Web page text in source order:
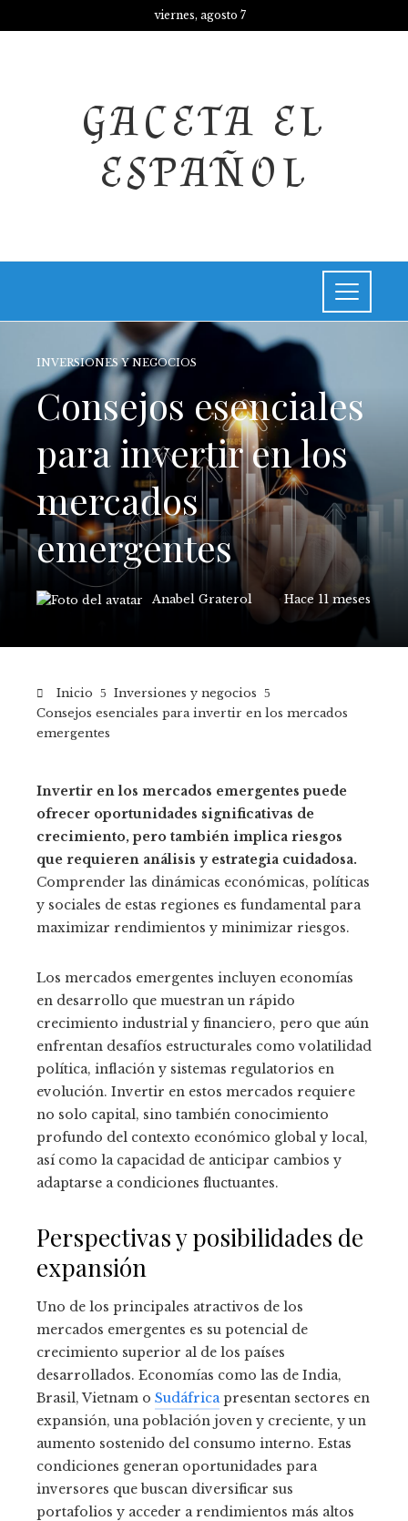
viernes, agosto 7
GACETA EL
ESPAÑOL
INVERSIONES Y NEGOCIOS
Consejos esenciales
para invertir en los
mercados
emergentes
Anabel Graterol Hace 11 meses
Inicio
Inversiones y negocios
Consejos esenciales para invertir en los mercados
emergentes
Invertir en los mercados emergentes puede
ofrecer oportunidades significativas de
crecimiento, pero también implica riesgos
que requieren análisis y estrategia cuidadosa.
Comprender las dinámicas económicas, políticas
y sociales de estas regiones es fundamental para
maximizar rendimientos y minimizar riesgos.
Los mercados emergentes incluyen economías
en desarrollo que muestran un rápido
crecimiento industrial y financiero, pero que aún
enfrentan desafíos estructurales como volatilidad
política, inflación y sistemas regulatorios en
evolución. Invertir en estos mercados requiere
no solo capital, sino también conocimiento
profundo del contexto económico global y local,
así como la capacidad de anticipar cambios y
adaptarse a condiciones fluctuantes.
Perspectivas y posibilidades de
expansión
Uno de los principales atractivos de los
mercados emergentes es su potencial de
crecimiento superior al de los países
desarrollados. Economías como las de India,
Brasil, Vietnam o Sudáfricapresentan sectores en
expansión, una población joven y creciente, y un
aumento sostenido del consumo interno. Estas
condiciones generan oportunidades para
inversores que buscan diversificar sus
portafolios y acceder a rendimientos más altos